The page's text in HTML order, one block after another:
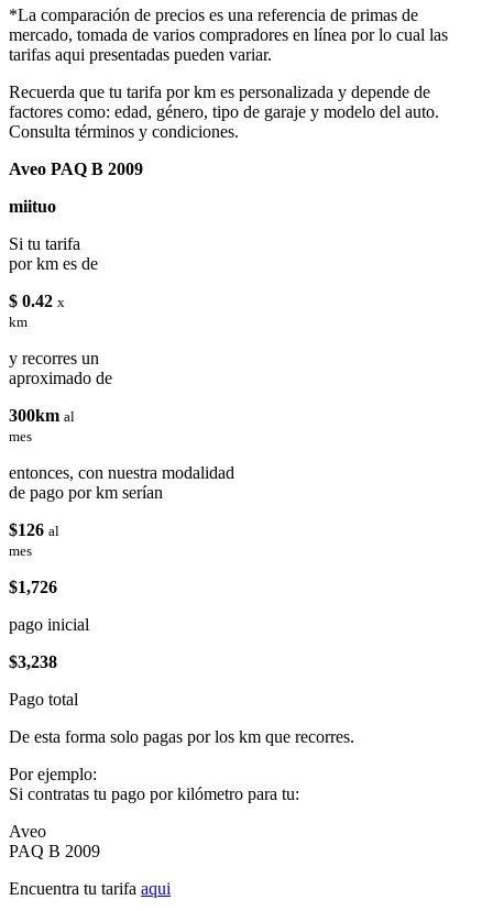
*La comparación de precios es una referencia de primas de
mercado, tomada de varios compradores en línea por lo cual las
tarifas aqui presentadas pueden variar.
Recuerda que tu tarifa por km es personalizada y depende de
factores como: edad, género, tipo de garaje y modelo del auto.
Consulta términos y condiciones.
Aveo PAQ B 2009
miituo
Si tu tarifa
por km es de
$ 0.42 x
km
y recorres un
aproximado de
300km al
mes
entonces, con nuestra modalidad
de pago por km serían
$126 al
mes
$1,726
pago inicial
$3,238
Pago total
De esta forma solo pagas por los km que recorres.
Por ejemplo:
Si contratas tu pago por kilómetro para tu:
Aveo
PAQ B 2009
Encuentra tu tarifa aqui